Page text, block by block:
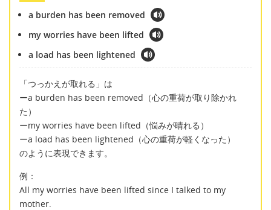
a burden has been removed
my worries have been lifted
a load has been lightened
「つっかえが取れる」は
ーa burden has been removed（心の重荷が取り除かれ
た）
ーmy worries have been lifted（悩みが晴れる）
ーa load has been lightened（心の重荷が軽くなった）
のように表現できます。
例：
All my worries have been lifted since I talked to my
mother.